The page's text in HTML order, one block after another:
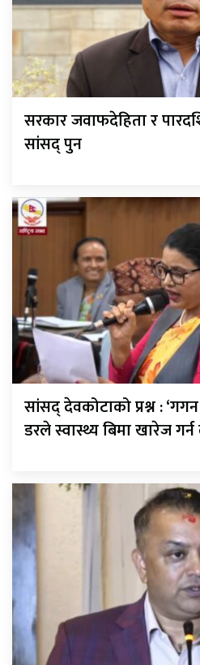
सरकार जवाफदेहिता र
सांसद् पुन
सांसद् देवकोटाको प्रश्न :
डरले स्वास्थ्य बिमा खारेज गर्न